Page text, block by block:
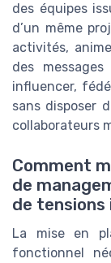
des équipes
d’un même
activités,
des
influencer,
sans disposer
collaborateurs
Comment
de
de tensions
La mise en
fonctionnel